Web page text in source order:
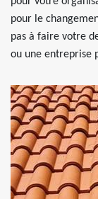
pour le
pas à faire votre
ou une entreprise